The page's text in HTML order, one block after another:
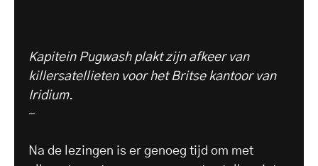
Kapitein Pugwash plakt zijn afkeer van
killersatellieten voor het Britse kantoor van
Iridium.
-
Na de lezingen is er genoeg tijd om met